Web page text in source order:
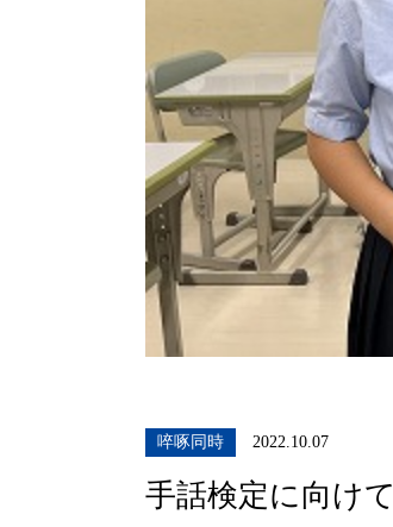
啐啄同時 2022.10.07
手話検定に向けて